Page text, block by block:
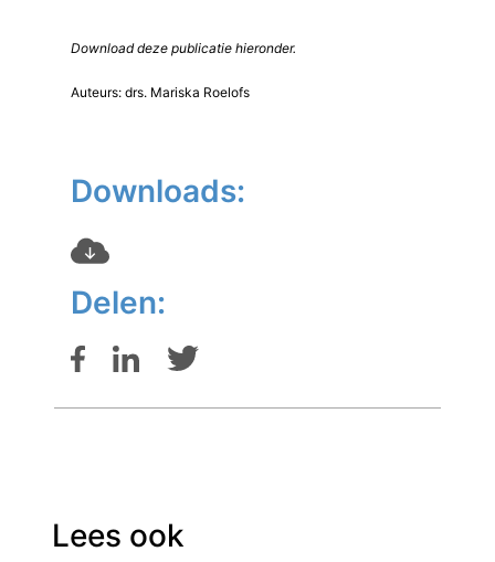
Download deze publicatie hieronder.
Auteurs: drs. Mariska Roelofs
Downloads:
Delen:
Lees ook